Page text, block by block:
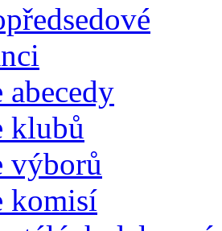
abecedy
klubů
výborů
komisí